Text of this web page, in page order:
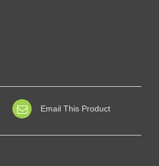
Email This Product